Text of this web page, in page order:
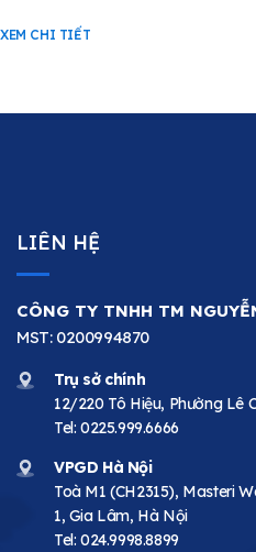
XEM CHI TIẾT
LIÊN HỆ
CÔNG TY TNHH TM
MST: 0200994870
Trụ sở chính
12/220 Tô Hiệu, Phường Lê
Tel: 0225.999.6666
VPGD Hà Nội
Toà M1 (CH2315), Masteri
1, Gia Lâm, Hà Nội
Tel: 024.9998.8899